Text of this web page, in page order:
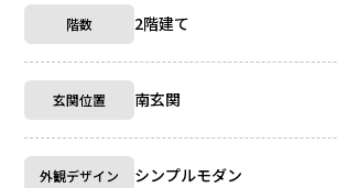
階数 2階建て
玄関位置 南玄関
外観デザイン シンプルモダン